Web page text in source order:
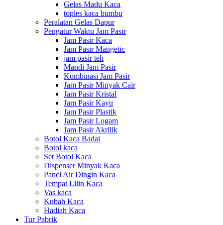
Gelas Madu Kaca
toples kaca bumbu
Peralatan Gelas Dapur
Pengatur Waktu Jam Pasir
Jam Pasir Kaca
Jam Pasir Mangetic
jam pasir teh
Mandi Jam Pasir
Kombinasi Jam Pasir
Jam Pasir Minyak Cair
Jam Pasir Kristal
Jam Pasir Kayu
Jam Pasir Plastik
Jam Pasir Logam
Jam Pasir Akrilik
Botol Kaca Badai
Botol kaca
Set Botol Kaca
Dispenser Minyak Kaca
Panci Air Dingin Kaca
Tempat Lilin Kaca
Vas kaca
Kubah Kaca
Hadiah Kaca
Tur Pabrik